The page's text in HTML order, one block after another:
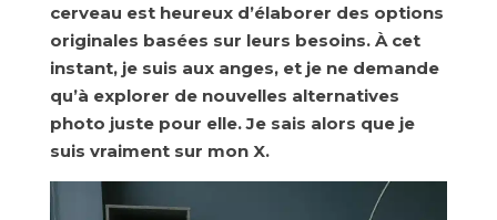
cerveau est heureux d’élaborer des options
originales basées sur leurs besoins. À cet
instant, je suis aux anges, et je ne demande
qu’à explorer de nouvelles alternatives
photo juste pour elle. Je sais alors que je
suis vraiment sur mon X.